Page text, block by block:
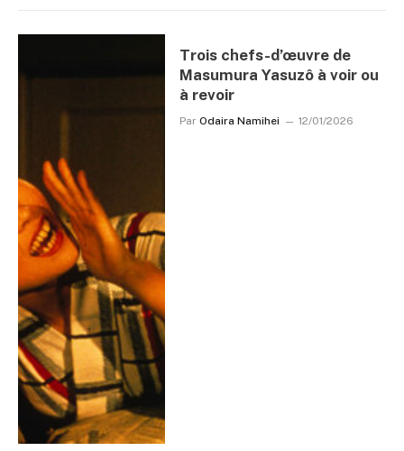
Trois chefs-d’œuvre de
Masumura Yasuzô à voir ou
à revoir
Par Odaira Namihei 12/01/2026